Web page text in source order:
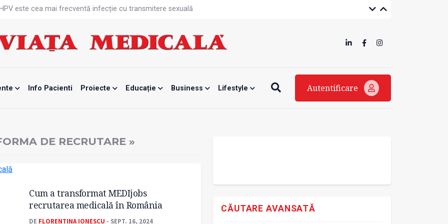
este cea mai frecventă infecție cu transmitere sexuală
blocată temporar
de la specialiști
mamei și copilului
Info Pacienti Proiecte Educație Business Lifestyle Autentificare
DE RECRUTARE »
Cum a transformat MEDIjobs
recrutarea medicală în România
DE FLORENTINA IONESCU - SEPT. 16, 2024
CĂUTARE AVANSATĂ